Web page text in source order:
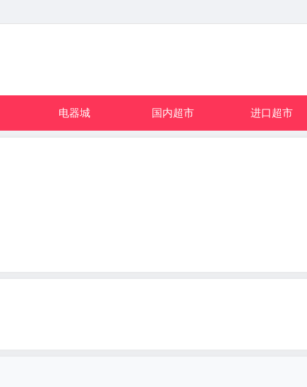
电器城 国内超市 进口超市